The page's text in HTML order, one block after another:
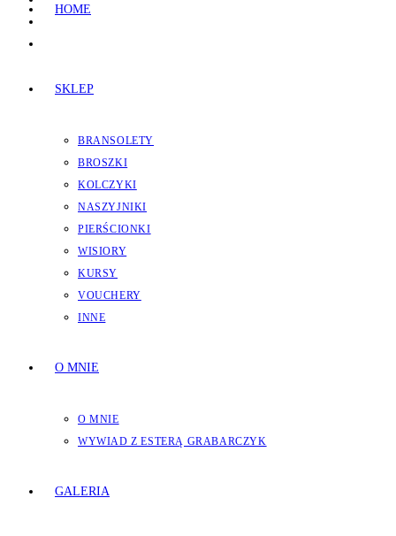
HOME
SKLEP
BRANSOLETY
BROSZKI
KOLCZYKI
NASZYJNIKI
PIERŚCIONKI
WISIORY
KURSY
VOUCHERY
INNE
O MNIE
O MNIE
WYWIAD Z ESTERĄ GRABARCZYK
GALERIA